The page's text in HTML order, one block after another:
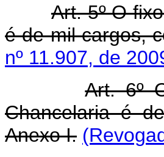
Art. 5º O
é de mil cargos,
nº 11.907, de
Art. 6º
Chancelaria é
Anexo I.